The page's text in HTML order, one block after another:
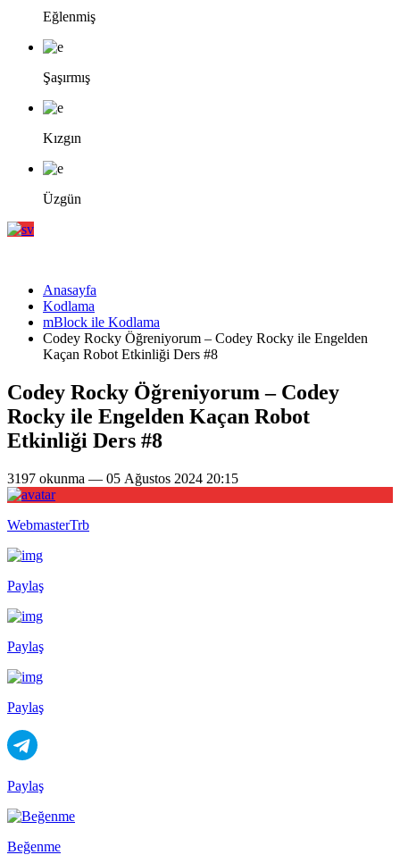
Eğlenmiş
Şaşırmış
Kızgın
Üzgün
Anasayfa
Kodlama
mBlock ile Kodlama
Codey Rocky Öğreniyorum – Codey Rocky ile Engelden
Kaçan Robot Etkinliği Ders #8
Codey Rocky Öğreniyorum – Codey
Rocky ile Engelden Kaçan Robot
Etkinliği Ders #8
3197 okunma — 05 Ağustos 2024 20:15
WebmasterTrb
Paylaş
Paylaş
Paylaş
Paylaş
Beğenme